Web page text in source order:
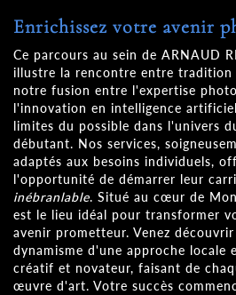
Enrichissez votre avenir
Ce parcours au sein de ARNAUD
illustre la rencontre entre tradition
notre fusion entre l'expertise
l'innovation en intelligence
limites du possible dans l'univers
débutant. Nos services,
adaptés aux besoins individuels,
l'opportunité de démarrer leur
inébranlable. Situé au cœur de
est le lieu idéal pour transformer
avenir prometteur. Venez
dynamisme d'une approche locale
créatif et novateur, faisant de
œuvre d'art. Votre succès